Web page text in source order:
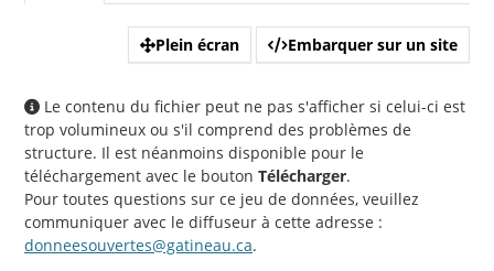
Plein écran Embarquer sur un site
Le contenu du fichier peut ne pas s'afficher si celui-ci est
trop volumineux ou s'il comprend des problèmes de
structure. Il est néanmoins disponible pour le
téléchargement avec le bouton Télécharger.
Pour toutes questions sur ce jeu de données, veuillez
communiquer avec le diffuseur à cette adresse :
donneesouvertes@gatineau.ca.